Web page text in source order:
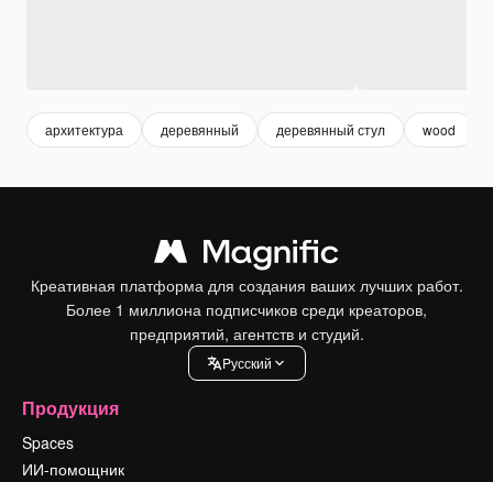
архитектура деревянный деревянный стул wood
Креативная платформа для создания ваших лучших работ.
Более 1 миллиона подписчиков среди креаторов,
предприятий, агентств и студий.
Pусский
Продукция
Spaces
ИИ-помощник